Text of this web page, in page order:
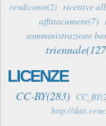
rendiconto(2) ricettive
affittacamere(7)
somministrazione
LICENZE
CC-BY(283)
http://